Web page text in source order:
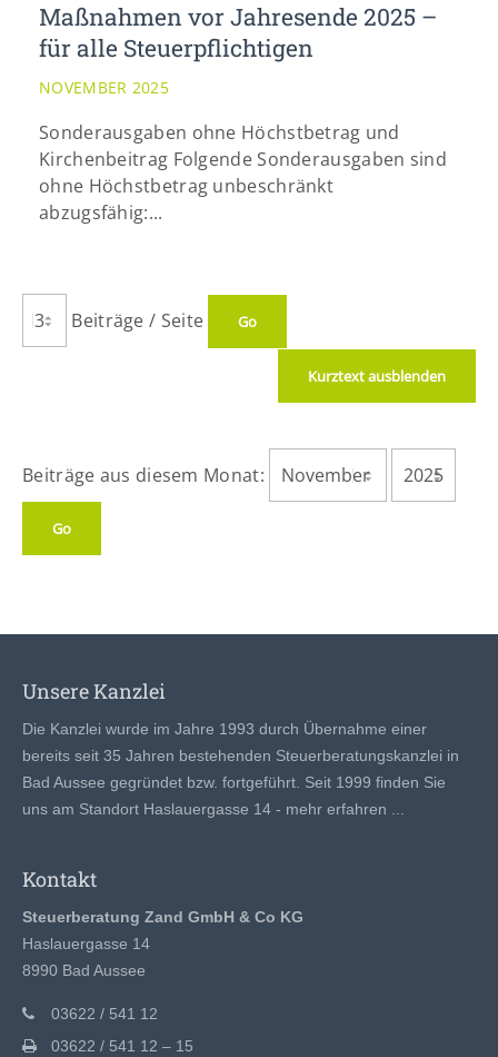
Maßnahmen vor Jahresende 2025 –
für alle Steuerpflichtigen
NOVEMBER 2025
Sonderausgaben ohne Höchstbetrag und
Kirchenbeitrag Folgende Sonderausgaben sind
ohne Höchstbetrag unbeschränkt
abzugsfähig:...
Beiträge / Seite
Kurztext ausblenden
Beiträge aus diesem Monat:
Unsere Kanzlei
Die Kanzlei wurde im Jahre 1993 durch Übernahme einer
bereits seit 35 Jahren bestehenden Steuerberatungskanzlei in
Bad Aussee gegründet bzw. fortgeführt. Seit 1999 finden Sie
uns am Standort Haslauergasse 14 - mehr erfahren ...
Kontakt
Steuerberatung Zand GmbH & Co KG
Haslauergasse 14
8990 Bad Aussee
03622 / 541 12
03622 / 541 12 – 15